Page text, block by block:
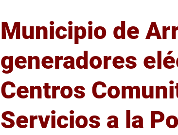
Municipio de
generadores
Centros
Servicios a la